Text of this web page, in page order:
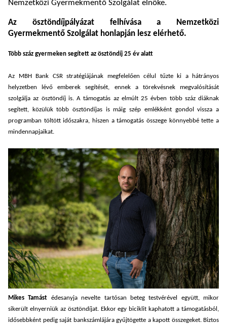
Nemzetközi Gyermekmentő Szolgálat elnöke.
Az ösztöndíjpályázat felhívása a Nemzetközi
Gyermekmentő Szolgálat honlapján lesz elérhető.
Több száz gyermeken segített az ösztöndíj 25 év alatt
Az MBH Bank CSR stratégiájának megfelelően célul tűzte ki a hátrányos
helyzetben lévő emberek segítését, ennek a törekvésnek megvalósítását
szolgálja az ösztöndíj is. A támogatás az elmúlt 25 évben több száz diáknak
segített, közülük több ösztöndíjas is máig szép emlékként gondol vissza a
programban töltött időszakra, hiszen a támogatás összege könnyebbé tette a
mindennapjaikat.
Mikes Tamást édesanyja nevelte tartósan beteg testvérével együtt, mikor
sikerült elnyerniük az ösztöndíjat. Ekkor egy biciklit kaphatott a támogatásból,
idősebbként pedig saját bankszámlájára gyűjtögette a kapott összegeket. Biztos